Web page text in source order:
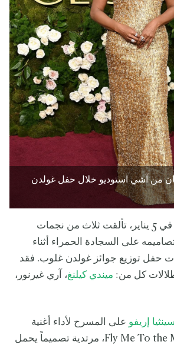
من آشي استوديو خلال حفل غولدن
وفي وقت سابق، أي في 5 يناير، تألقت ثلاث من نجمات
على السجادة الحمراء أثناء
حفل توزيع جوائز غولدن غلوب. فقد
كل من: ميندي كيلنغ، آري غيرنور،
سينثيا إريفو على المسرح لأداء أغنية
فرانك سيناترا Fly Me To the Moon، مرتدية تصميماً يحمل